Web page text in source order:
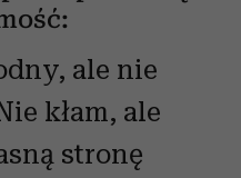
ale nie
kłam, ale
stronę